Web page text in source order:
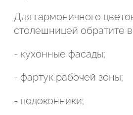
Для гармоничного
столешницей обратите
- кухонные фасады;
- фартук рабочей зоны;
- подоконники;
Подтвердите, что вы
ОТПРАВИТЬ
Подтвердите, что вы
ОТПРАВИТЬ
Подтвердите, что вы